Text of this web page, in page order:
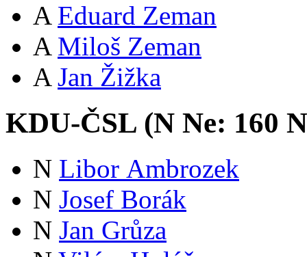
A Eduard Zeman
A Miloš Zeman
A Jan Žižka
KDU-ČSL (N Ne: 160
N Libor Ambrozek
N Josef Borák
N Jan Grůza